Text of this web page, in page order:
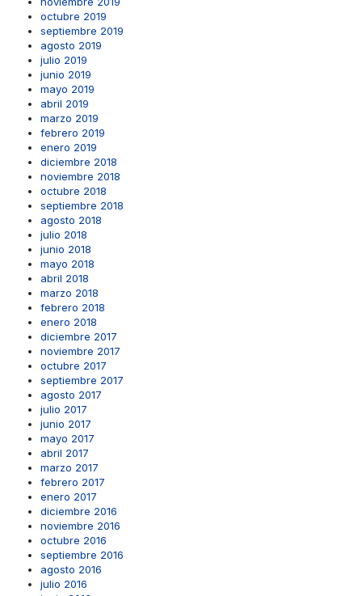
octubre 2019
septiembre 2019
agosto 2019
julio 2019
junio 2019
mayo 2019
abril 2019
marzo 2019
febrero 2019
enero 2019
diciembre 2018
noviembre 2018
octubre 2018
septiembre 2018
agosto 2018
julio 2018
junio 2018
mayo 2018
abril 2018
marzo 2018
febrero 2018
enero 2018
diciembre 2017
noviembre 2017
octubre 2017
septiembre 2017
agosto 2017
julio 2017
junio 2017
mayo 2017
abril 2017
marzo 2017
febrero 2017
enero 2017
diciembre 2016
noviembre 2016
octubre 2016
septiembre 2016
agosto 2016
julio 2016